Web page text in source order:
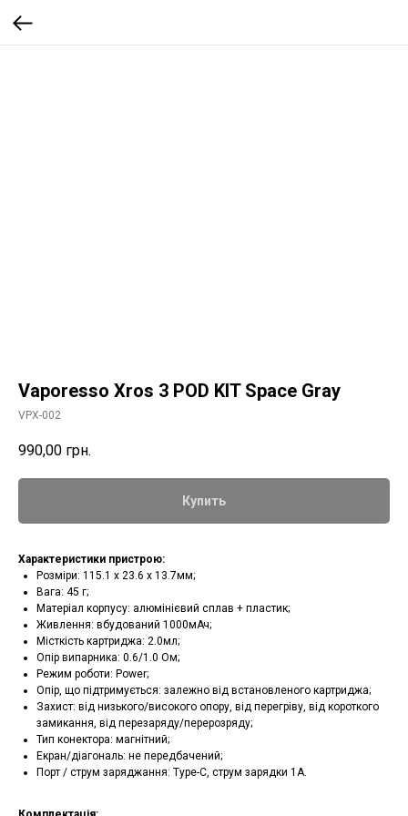
Vaporesso Xros 3 POD KIT Space Gray
VPX-002
990,00 грн.
Купить
Характеристики пристрою:
Розміри: 115.1 х 23.6 х 13.7мм;
Вага: 45 г;
Матеріал корпусу: алюмінієвий сплав + пластик;
Живлення: вбудований 1000мАч;
Місткість картриджа: 2.0мл;
Опір випарника: 0.6/1.0 Ом;
Режим роботи: Power;
Опір, що підтримується: залежно від встановленого картриджа;
Захист: від низького/високого опору, від перегріву, від короткого
замикання, від перезаряду/перерозряду;
Тип конектора: магнітний;
Екран/діагональ: не передбачений;
Порт / струм заряджання: Type-C, струм зарядки 1А.